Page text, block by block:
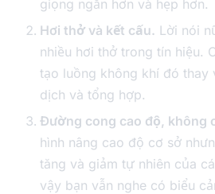
giọng ngắn hơn và hẹp hơn.
Hơi thở và kết cấu. Lời nói
nhiều hơi thở trong tín hiệu.
tạo luồng không khí đó thay
dịch và tổng hợp.
Đường cong cao độ, không
hình nâng cao độ cơ sở
tăng và giảm tự nhiên của
vậy bạn vẫn nghe có biểu